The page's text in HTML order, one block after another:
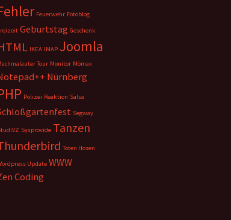
Feuerwehr Fotoblog
Geburtstag Geschenk
IKEA IMAP Joomla
Tour Monitor Mömax
Nürnberg
Polizei Reaktion Salsa
Segway
Sysprovide Tanzen
Toten Hosen
Update WWW
Coding